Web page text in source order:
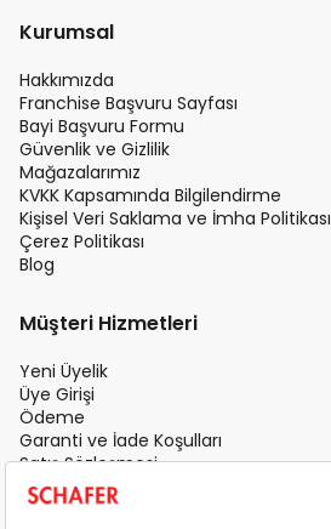
Kurumsal
Hakkımızda
Franchise Başvuru Sayfası
Bayi Başvuru Formu
Güvenlik ve Gizlilik
Mağazalarımız
KVKK Kapsamında Bilgilendirme
Kişisel Veri Saklama ve İmha Politikası
Çerez Politikası
Blog
Müşteri Hizmetleri
Yeni Üyelik
Üye Girişi
Ödeme
Garanti ve İade Koşulları
Satış Sözleşmesi
Üyelik Sözleşmesi
İletişim